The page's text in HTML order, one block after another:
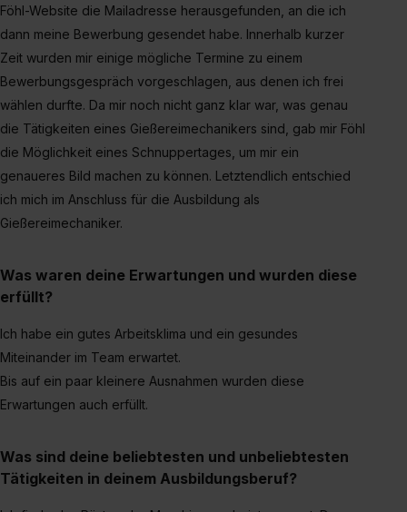
Föhl-Website die Mailadresse herausgefunden, an die ich
dann meine Bewerbung gesendet habe. Innerhalb kurzer
Zeit wurden mir einige mögliche Termine zu einem
Bewerbungsgespräch vorgeschlagen, aus denen ich frei
wählen durfte. Da mir noch nicht ganz klar war, was genau
die Tätigkeiten eines Gießereimechanikers sind, gab mir Föhl
die Möglichkeit eines Schnuppertages, um mir ein
genaueres Bild machen zu können. Letztendlich entschied
ich mich im Anschluss für die Ausbildung als
Gießereimechaniker.
Was waren deine Erwartungen und wurden diese
erfüllt?
Ich habe ein gutes Arbeitsklima und ein gesundes
Miteinander im Team erwartet.
Bis auf ein paar kleinere Ausnahmen wurden diese
Erwartungen auch erfüllt.
Was sind deine beliebtesten und unbeliebtesten
Tätigkeiten in deinem Ausbildungsberuf?